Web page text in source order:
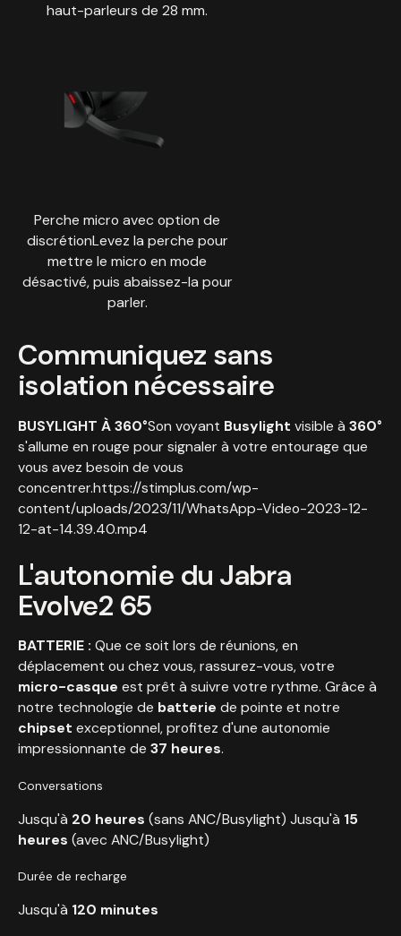
haut-parleurs de 28 mm.
Perche micro avec option de
discrétionLevez la perche pour
mettre le micro en mode
désactivé, puis abaissez-la pour
parler.
Communiquez sans
isolation nécessaire
BUSYLIGHT À 360°Son voyant Busylight visible à 360°
s'allume en rouge pour signaler à votre entourage que
vous avez besoin de vous
concentrer.https://stimplus.com/wp-
content/uploads/2023/11/WhatsApp-Video-2023-12-
12-at-14.39.40.mp4
L'autonomie du Jabra
Evolve2 65
BATTERIE : Que ce soit lors de réunions, en
déplacement ou chez vous, rassurez-vous, votre
micro-casque est prêt à suivre votre rythme. Grâce à
notre technologie de batterie de pointe et notre
chipset exceptionnel, profitez d'une autonomie
impressionnante de 37 heures.
Conversations
Jusqu'à 20 heures (sans ANC/Busylight) Jusqu'à 15
heures (avec ANC/Busylight)
Durée de recharge
Jusqu'à 120 minutes